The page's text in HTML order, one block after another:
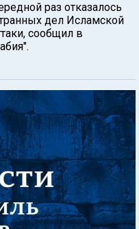
раз отказалось
дел Исламской
сообщил в